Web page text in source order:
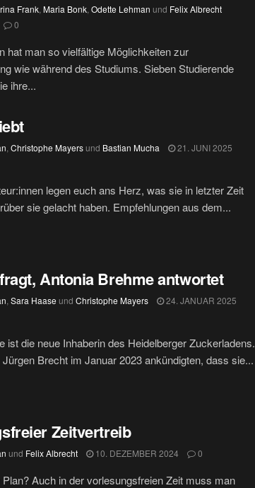
Frank, Maria Bonk, Odette Lehman und Felix Albrecht
0
hat man so vielfältige Möglichkeiten zur
wie während des Studiums. Sieben Studierende
ihre...
, Christophe Mayersund Bastian Mucha
21. JUNI 2025
legen euch ans Herz, was sie in letzter Zeit
sie gelacht haben. Empfehlungen aus dem...
Antonia Brehme antwortet
, Sara Haase und Christophe Mayers
24. JANUAR 2025
ist die neue Inhaberin des Heidelberger Zuckerladens.
Brecht im Januar 2023 ankündigten, dass sie...
Zeitvertreib
und Felix Albrecht 10. DEZEMBER 2024 0
Auch in der vorlesungsfreien Zeit muss man